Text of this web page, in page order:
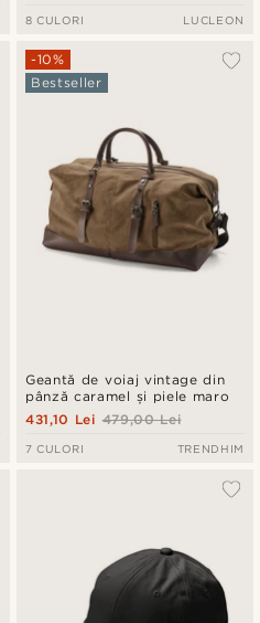
8 CULORI LUCLEON
Geantă de voiaj vintage din
pânză caramel și piele maro
-10%
Bestseller
479,00 Lei
431,10 Lei
7 CULORI TRENDHIM